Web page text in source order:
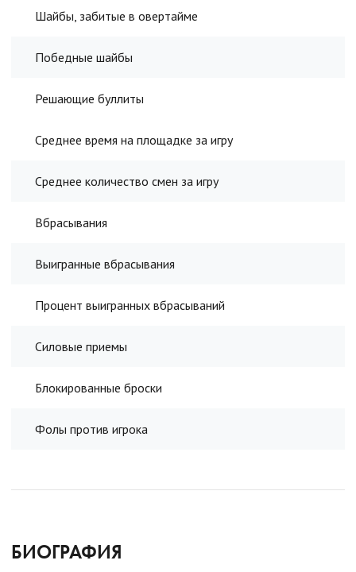
Шайбы, забитые в овертайме
Победные шайбы
Решающие буллиты
Среднее время на площадке за игру
Среднее количество смен за игру
Вбрасывания
Выигранные вбрасывания
Процент выигранных вбрасываний
Силовые приемы
Блокированные броски
Фолы против игрока
БИОГРАФИЯ